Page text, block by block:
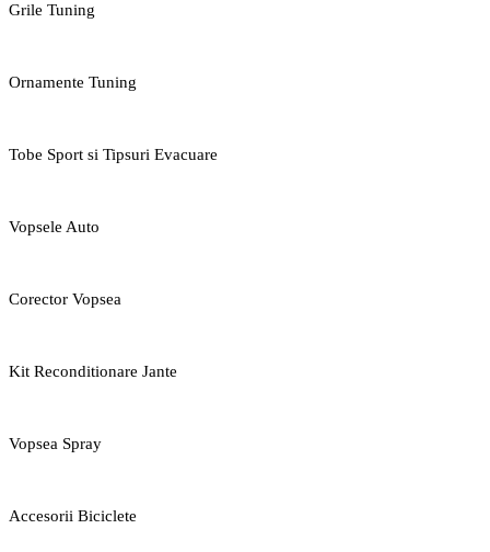
Grile Tuning
Ornamente Tuning
Tobe Sport si Tipsuri Evacuare
Vopsele Auto
Corector Vopsea
Kit Reconditionare Jante
Vopsea Spray
Accesorii Biciclete